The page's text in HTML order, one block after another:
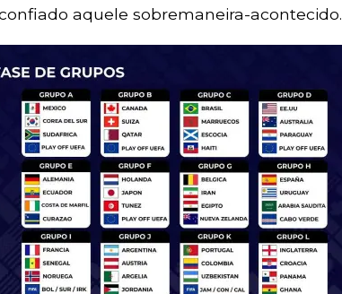
aquele sobremaneira-acontecido.